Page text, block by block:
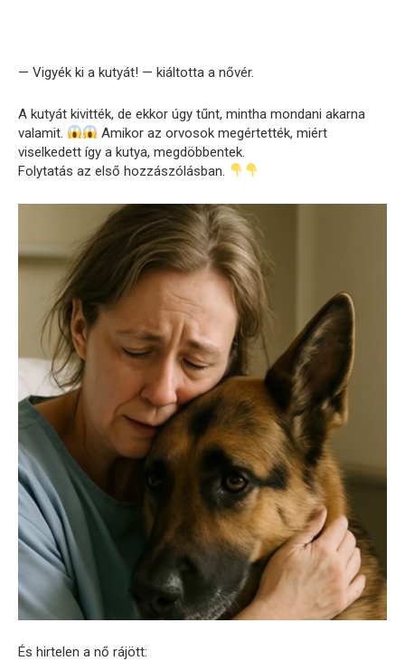
— Vigyék ki a kutyát! — kiáltotta a nővér.
A kutyát kivitték, de ekkor úgy tűnt, mintha mondani akarna
valamit.
Amikor az orvosok megértették, miért
viselkedett így a kutya, megdöbbentek.
Folytatás az első hozzászólásban.
És hirtelen a nő rájött: